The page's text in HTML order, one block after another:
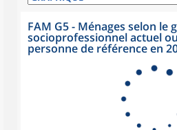
FAM G5 - Ménages selon le
socioprofessionnel actuel
personne de référence en